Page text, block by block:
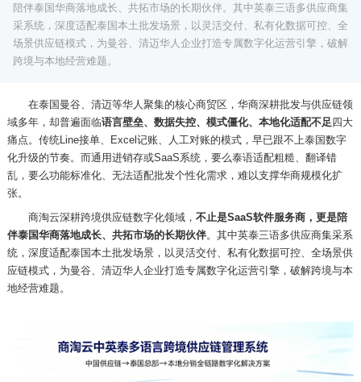
陪伴泰国华商落地成长、共拓市场的长期伙伴。其中英泰三语多供应商集
采系统，深度适配泰国本土批发场景，以灵活交付、私有化数据可控、全
场景供应链模式，为曼谷、清迈华人企业打造专属数字化运营引擎，破解
跨境与本地经营难题。
在泰国曼谷、清迈等华人聚集的核心商贸区，华商深耕批发与供应链领
域多年，却普遍面临语言壁垒、数据失控、模式僵化、本地化适配不足四大
痛点。传统Line接单、Excel记账、人工对账的模式，早已跟不上泰国数字
化升级的节奏。而通用进销存或SaaS系统，要么泰语适配粗糙、翻译错
乱，要么功能标准化、无法适配批发个性化需求，难以支撑华商规模化扩
张。
商淘云深耕跨境供应链数字化领域， 不止是SaaS软件服务商，更是陪
伴泰国华商落地成长、共拓市场的长期伙伴。其中英泰三语多供应商集采系
统，深度适配泰国本土批发场景，以灵活交付、私有化数据可控、全场景供
应链模式，为曼谷、清迈华人企业打造专属数字化运营引擎，破解跨境与本
地经营难题。